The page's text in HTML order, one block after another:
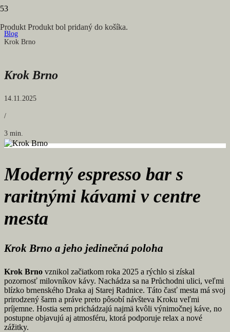
Produkt Produkt bol pridaný do košíka.
Blog
Krok Brno
Krok Brno
14.11.2025
/
3 min.
Moderný espresso bar s
raritnými kávami v centre
mesta
Krok Brno a jeho jedinečná poloha
Krok Brno vznikol začiatkom roka 2025 a rýchlo si získal
pozornosť milovníkov kávy. Nachádza sa na Průchodni ulici, veľmi
blízko brnenského Draka aj Starej Radnice. Táto časť mesta má svoj
prirodzený šarm a práve preto pôsobí návšteva Kroku veľmi
príjemne. Hostia sem prichádzajú najmä kvôli výnimočnej káve, no
postupne objavujú aj atmosféru, ktorá podporuje relax a nové
zážitky.